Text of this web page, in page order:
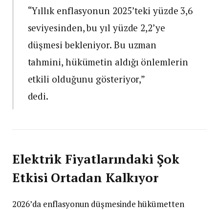
“Yıllık enflasyonun 2025’teki yüzde 3,6
seviyesinden, bu yıl yüzde 2,2’ye
düşmesi bekleniyor. Bu uzman
tahmini, hükümetin aldığı önlemlerin
etkili olduğunu gösteriyor,”
dedi.
Elektrik Fiyatlarındaki Şok
Etkisi Ortadan Kalkıyor
2026’da enflasyonun düşmesinde hükümetten